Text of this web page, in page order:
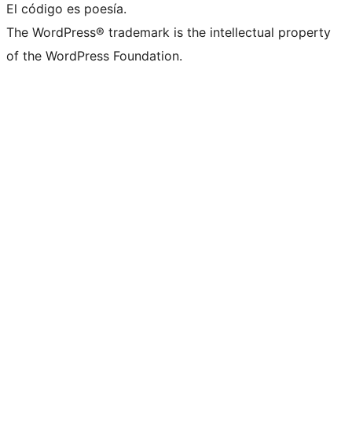
El código es poesía.
The WordPress® trademark is the intellectual property
of the WordPress Foundation.